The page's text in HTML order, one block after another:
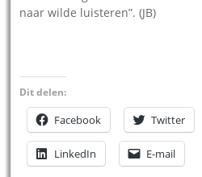
naar wilde luisteren”. (JB)
Dit delen:
Facebook Twitter
LinkedIn E-mail